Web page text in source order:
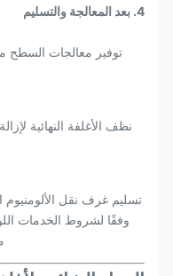
4. بعد المعالجة والتسليم
توفير معالجات السطح
نظف الأغلفة النهائية
تسليم غرف نقل الألومنيوم
وفقًا لشروط الخدمات